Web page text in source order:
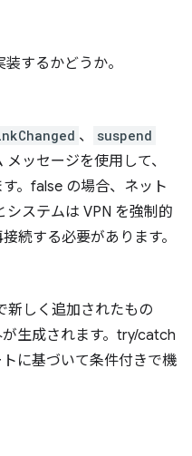
するかどうか。
、 suspend
ッセージを使用して、
。false の場合、ネット
ステムは VPN を強制的
続する必要があります。
新しく追加されたもの
生成されます。try/catch
に基づいて条件付きで機